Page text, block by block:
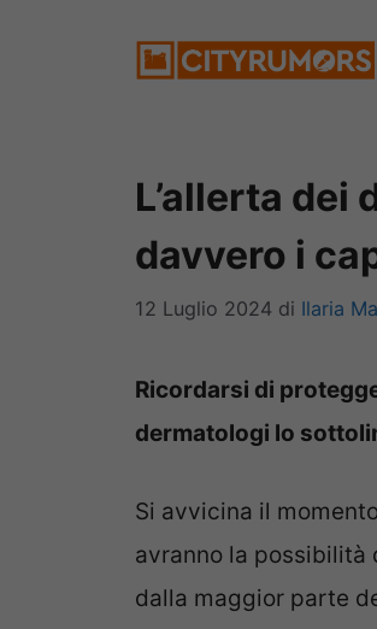
L’allerta
davvero i
12 Luglio 2024 di Ilaria
Ricordarsi di
dermatologi lo
Si avvicina il
avranno la possibilità
dalla maggior parte